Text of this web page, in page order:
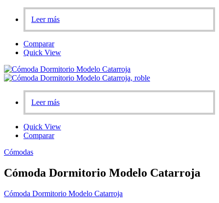
Leer más
Comparar
Quick View
Leer más
Quick View
Comparar
Cómodas
Cómoda Dormitorio Modelo Catarroja
Cómoda Dormitorio Modelo Catarroja